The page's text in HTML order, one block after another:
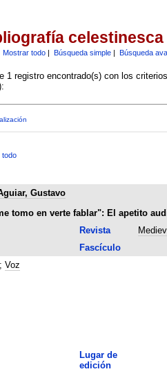
celestinesca
Mostrar todo| Búsqueda simple| Búsqueda
1 registro encontrado(s) con los
todo
Gustavo
tomo en verte fablar": El apetito
Revista
Fascículo
; Voz
Lugar de
edición